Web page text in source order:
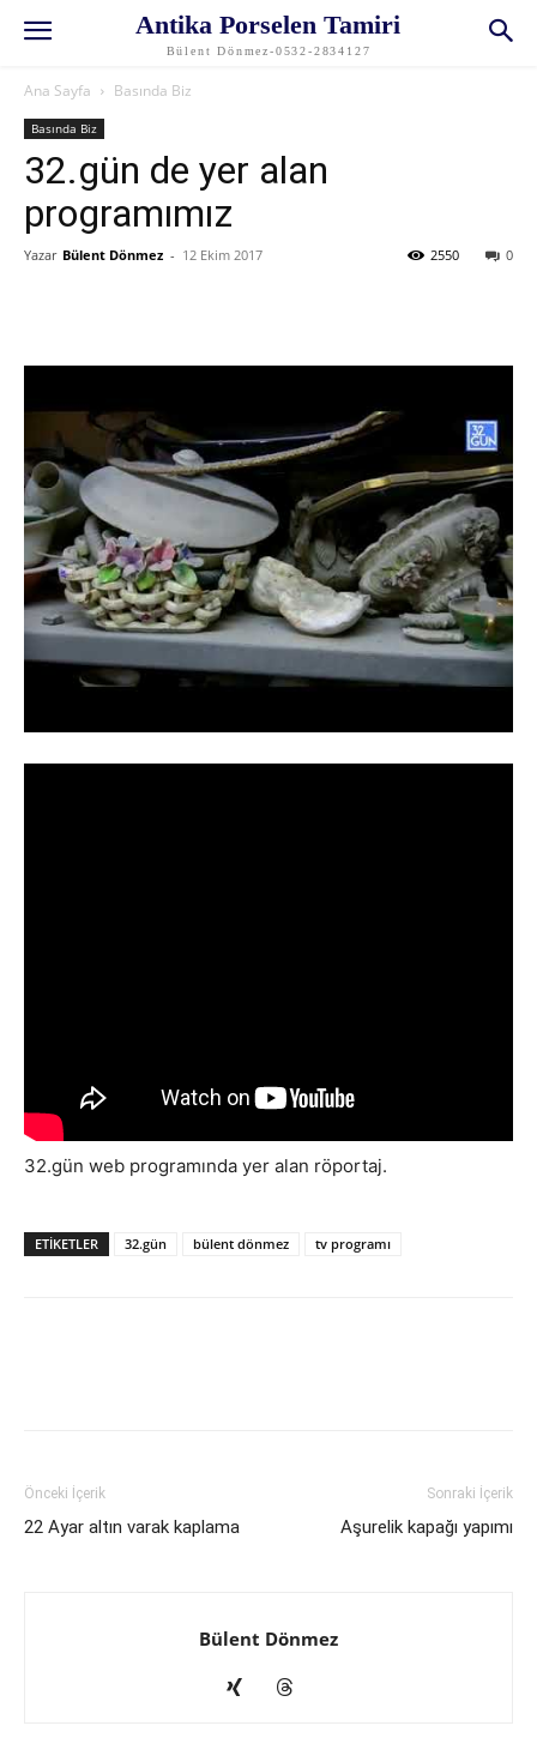
Antika Porselen Tamiri
Bülent Dönmez-0532-2834127
Ana Sayfa Basında Biz
Basında Biz
32.gün de yer alan
programımız
Yazar Bülent Dönmez - 12 Ekim 2017 0
2550
32.gün web programında yer alan röportaj.
ETIKETLER 32.gün bülent dönmez tv programı
Önceki İçerik
22 Ayar altın varak kaplama
Sonraki İçerik
Aşurelik kapağı yapımı
Bülent Dönmez